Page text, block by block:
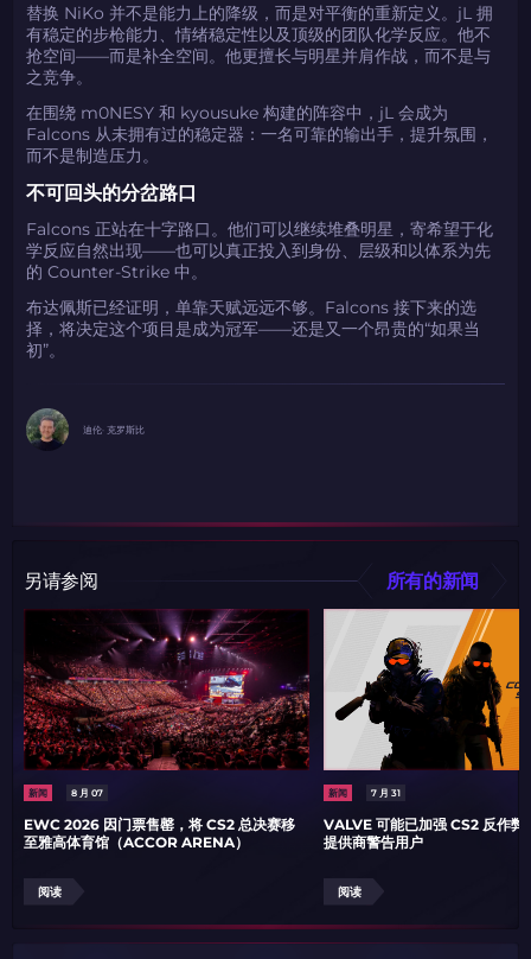
替换 NiKo 并不是能力上的降级，而是对平衡的重新定义。jL 拥
有稳定的步枪能力、情绪稳定性以及顶级的团队化学反应。他不
抢空间——而是补全空间。他更擅长与明星并肩作战，而不是与
之竞争。
在围绕 m0NESY 和 kyousuke 构建的阵容中，jL 会成为
Falcons 从未拥有过的稳定器：一名可靠的输出手，提升氛围，
而不是制造压力。
不可回头的分岔路口
Falcons 正站在十字路口。他们可以继续堆叠明星，寄希望于化
学反应自然出现——也可以真正投入到身份、层级和以体系为先
的 Counter-Strike 中。
布达佩斯已经证明，单靠天赋远远不够。Falcons 接下来的选
择，将决定这个项目是成为冠军——还是又一个昂贵的“如果当
初”。
迪伦· 克罗斯比
另请参阅 所有的新闻
新闻 8 月 07
EWC 2026 因门票售罄，将 CS2 总决赛移
至雅高体育馆（ACCOR ARENA）
阅读
新闻 7 月 31
VALVE 可能已加强 CS2 反作弊
提供商警告用户
阅读